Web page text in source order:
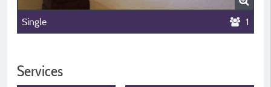
Single 1
Services